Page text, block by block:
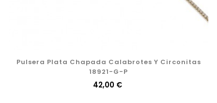
Pulsera Plata Chapada Calabrotes Y Circonitas
18921-G-P
Precio
42,00 €